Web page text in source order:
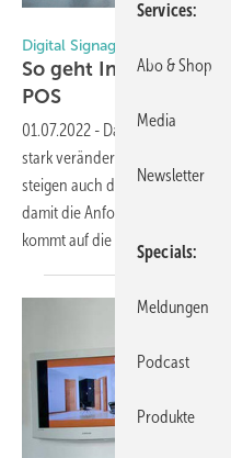
Digital Signage im Showroom
So geht Inszenierung
POS
01.07.2022 - Das
stark verändert: Der Großteil
steigen auch die Ansprüche von
damit die Anforderungen ans
kommt auf die Touchpoints
Services
Abo & Shop
Media
Newsletter
Specials
Meldungen
Podcast
Produkte